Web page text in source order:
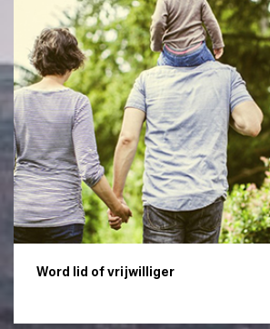
Word lid of vrijwilliger